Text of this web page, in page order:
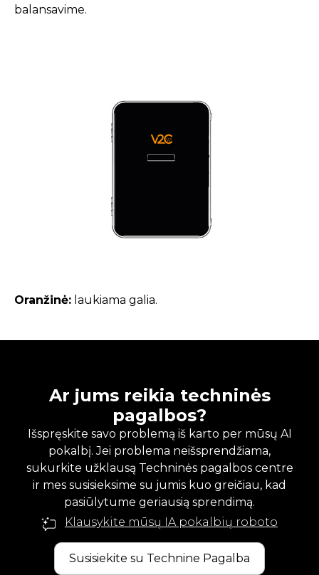
balansavime.
Oranžinė: laukiama galia.
Ar jums reikia techninės
pagalbos?
Išspręskite savo problemą iš karto per mūsų AI
pokalbį. Jei problema neišsprendžiama,
sukurkite užklausą Techninės pagalbos centre
ir mes susisieksime su jumis kuo greičiau, kad
pasiūlytume geriausią sprendimą.
Klausykite mūsų IA pokalbių roboto
Susisiekite su Technine Pagalba